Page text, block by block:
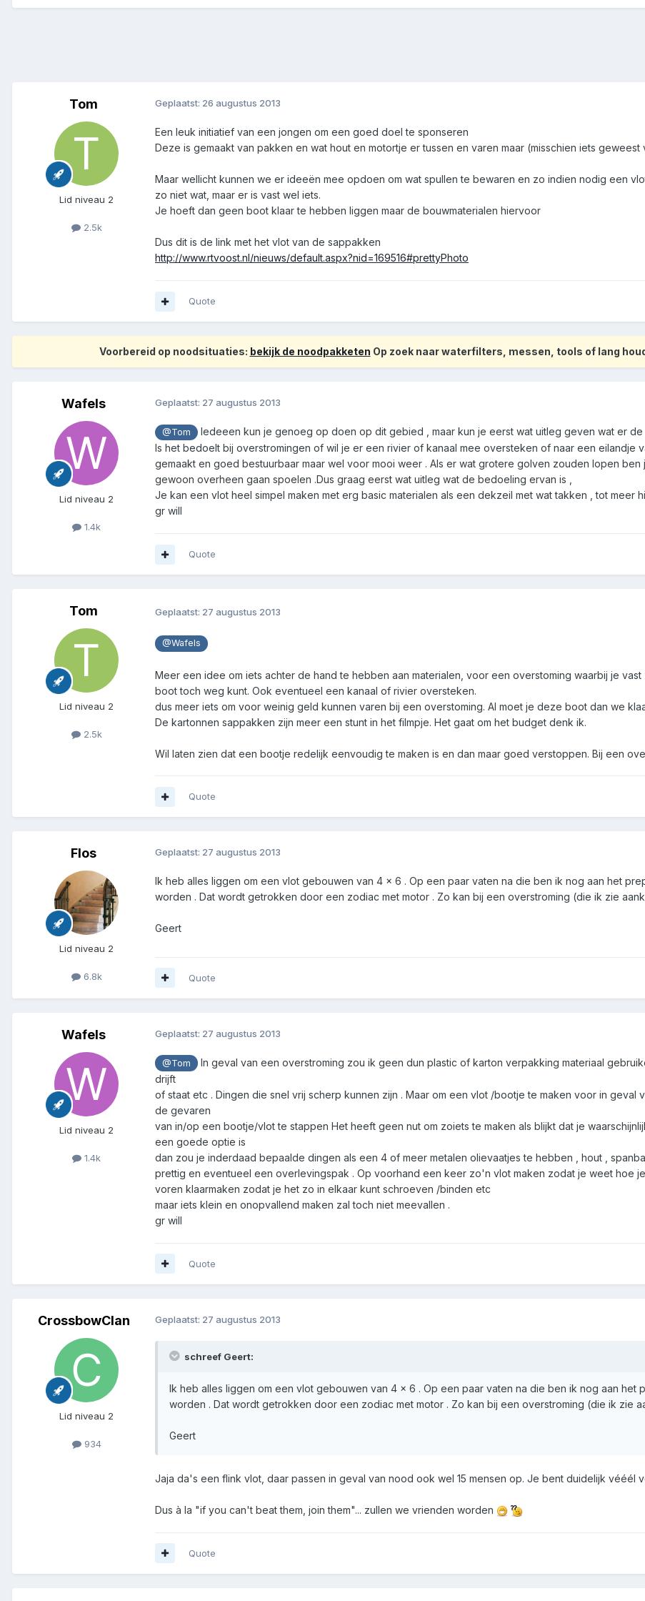
Tom
Lid niveau 2
2.5k
Geplaatst: 26 augustus 2013
Een leuk initiatief van een jongen om een goed doel te sponseren
Deze is gemaakt van pakken en wat hout en motortje er tussen en varen maar (misschien iets
Maar wellicht kunnen we er ideeën mee opdoen om wat spullen te bewaren en zo indien nodig een
zo niet wat, maar er is vast wel iets.
Je hoeft dan geen boot klaar te hebben liggen maar de bouwmaterialen hiervoor
Dus dit is de link met het vlot van de sappakken
http://www.rtvoost.nl/nieuws/default.aspx?nid=169516#prettyPhoto
Quote
Voorbereid op noodsituaties: bekijk de noodpakketen Op zoek naar waterfilters, messen, tools of lang
Wafels
Lid niveau 2
1.4k
Geplaatst: 27 augustus 2013
@Tom
Iedeeen kun je genoeg op doen op dit gebied , maar kun je eerst wat uitleg geven wat er de
Is het bedoelt bij overstromingen of wil je er een rivier of kanaal mee oversteken of naar een eilandje
gemaakt en goed bestuurbaar maar wel voor mooi weer . Als er wat grotere golven zouden lopen
gewoon overheen gaan spoelen .Dus graag eerst wat uitleg wat de bedoeling ervan is ,
Je kan een vlot heel simpel maken met erg basic materialen als een dekzeil met wat takken , tot meer
gr will
Quote
Tom
Lid niveau 2
2.5k
Geplaatst: 27 augustus 2013
@Wafels
Meer een idee om iets achter de hand te hebben aan materialen, voor een overstoming waarbij je
boot toch weg kunt. Ook eventueel een kanaal of rivier oversteken.
dus meer iets om voor weinig geld kunnen varen bij een overstoming. Al moet je deze boot dan we
De kartonnen sappakken zijn meer een stunt in het filmpje. Het gaat om het budget denk ik.
Wil laten zien dat een bootje redelijk eenvoudig te maken is en dan maar goed verstoppen. Bij een
Quote
Flos
Lid niveau 2
6.8k
Geplaatst: 27 augustus 2013
Ik heb alles liggen om een vlot gebouwen van 4 × 6 . Op een paar vaten na die ben ik nog aan het
worden . Dat wordt getrokken door een zodiac met motor . Zo kan bij een overstroming (die ik zie
Geert
Quote
Wafels
Lid niveau 2
1.4k
Geplaatst: 27 augustus 2013
@Tom
In geval van een overstroming zou ik geen dun plastic of karton verpakking materiaal
drijft
of staat etc . Dingen die snel vrij scherp kunnen zijn . Maar om een vlot /bootje te maken voor in
de gevaren
van in/op een bootje/vlot te stappen Het heeft geen nut om zoiets te maken als blijkt dat je
een goede optie is
dan zou je inderdaad bepaalde dingen als een 4 of meer metalen olievaatjes te hebben , hout ,
prettig en eventueel een overlevingspak . Op voorhand een keer zo'n vlot maken zodat je weet hoe
voren klaarmaken zodat je het zo in elkaar kunt schroeven /binden etc
maar iets klein en onopvallend maken zal toch niet meevallen .
gr will
Quote
CrossbowClan
Lid niveau 2
934
Geplaatst: 27 augustus 2013
schreef Geert:
Ik heb alles liggen om een vlot gebouwen van 4 × 6 . Op een paar vaten na die ben ik nog aan het
worden . Dat wordt getrokken door een zodiac met motor . Zo kan bij een overstroming (die ik zie
Geert
Jaja da's een flink vlot, daar passen in geval van nood ook wel 15 mensen op. Je bent duidelijk vééél
Dus à la "if you can't beat them, join them"... zullen we vrienden worden
Quote